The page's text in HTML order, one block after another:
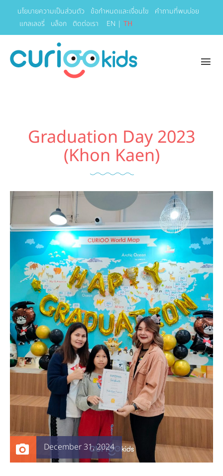
นโยบายความเป็นส่วนตัว ข้อกำหนดและเงื่อนไข
คำถามที่พบบ่อย
แกลเลอรี่
บล็อก ติดต่อเรา EN | TH
Graduation Day 2023
(Khon Kaen)
December 31, 2024